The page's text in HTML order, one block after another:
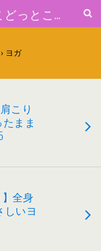
buuco.com（ぶーこどっとこむ）
ヨガ
こり
まま
全身
いヨ